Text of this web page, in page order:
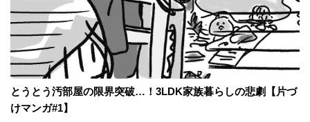
とうとう汚部屋の限界突破…！3LDK家族暮らしの悲劇【片づ
けマンガ#1】